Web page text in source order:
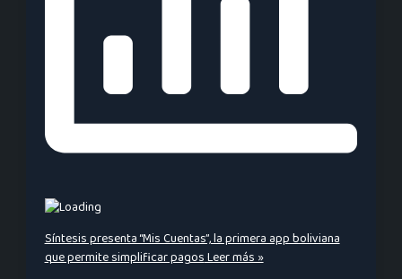
Síntesis presenta “Mis Cuentas”, la primera app boliviana
que permite simplificar pagosLeer más »